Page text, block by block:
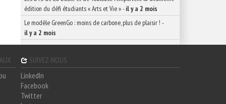
édition du défi étudiants « Arts et Vie »-il y a 2 mois
Le modèle GreenGo : moins de carbone, plus de plaisir ! -
il y a 2 mois
SUIVEZ-NOUS
LinkedIn
Facebook
Twitter